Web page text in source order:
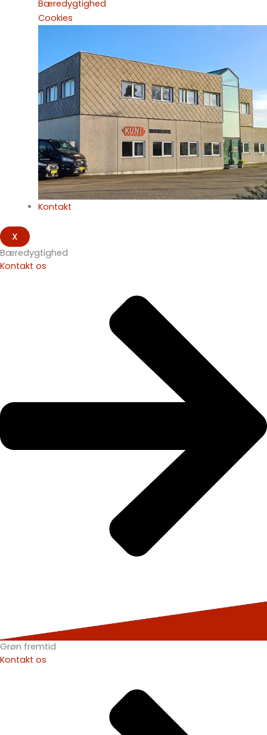
Bæredygtighed
Cookies
Kontakt
X
Bæredygtighed
Kontakt os
Grøn fremtid
Kontakt os